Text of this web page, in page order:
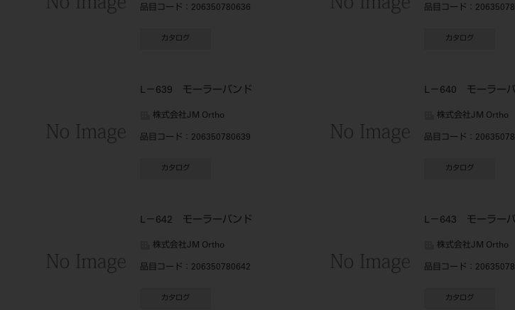
品目コード ：206350780636
カタログ
品目コード ：
カタログ
L－639 モーラーバンド
株式会社JM Ortho
品目コード ：206350780639
カタログ
L－640 モーラー
株式会社JM Ortho
品目コード ：
カタログ
L－642 モーラーバンド
株式会社JM Ortho
品目コード ：206350780642
カタログ
L－643 モーラー
株式会社JM Ortho
品目コード ：
カタログ